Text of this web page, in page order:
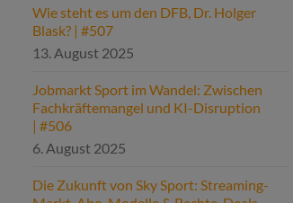
Wie steht es um den DFB, Dr. Holger
Blask? | #507
13. August 2025
Jobmarkt Sport im Wandel: Zwischen
Fachkräftemangel und KI-Disruption
| #506
6. August 2025
Die Zukunft von Sky Sport: Streaming-